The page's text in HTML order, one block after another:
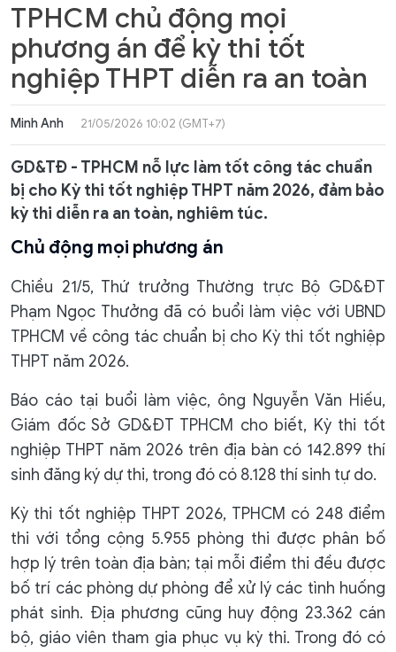
TPHCM chủ động mọi
phương án để kỳ thi tốt
nghiệp THPT diễn ra an toàn
Minh Anh 21/05/2026 10:02 (GMT+7)
GD&TĐ - TPHCM nỗ lực làm tốt công tác chuẩn
bị cho Kỳ thi tốt nghiệp THPT năm 2026, đảm bảo
kỳ thi diễn ra an toàn, nghiêm túc.
Chủ động mọi phương án
Chiều 21/5, Thứ trưởng Thường trực Bộ GD&ĐT
Phạm Ngọc Thưởng đã có buổi làm việc với UBND
TPHCM về công tác chuẩn bị cho Kỳ thi tốt nghiệp
THPT năm 2026.
Báo cáo tại buổi làm việc, ông Nguyễn Văn Hiếu,
Giám đốc Sở GD&ĐT TPHCM cho biết, Kỳ thi tốt
nghiệp THPT năm 2026 trên địa bàn có 142.899 thí
sinh đăng ký dự thi, trong đó có 8.128 thí sinh tự do.
Kỳ thi tốt nghiệp THPT 2026, TPHCM có 248 điểm
thi với tổng cộng 5.955 phòng thi được phân bố
hợp lý trên toàn địa bàn; tại mỗi điểm thi đều được
bố trí các phòng dự phòng để xử lý các tình huống
phát sinh. Địa phương cũng huy động 23.362 cán
bộ, giáo viên tham gia phục vụ kỳ thi. Trong đó có